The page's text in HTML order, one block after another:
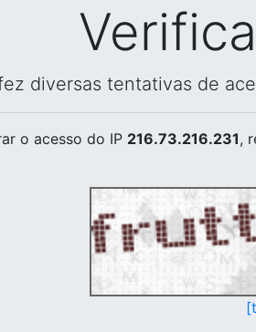
diversas tentativas de
o acesso do IP 216.73.216.231,